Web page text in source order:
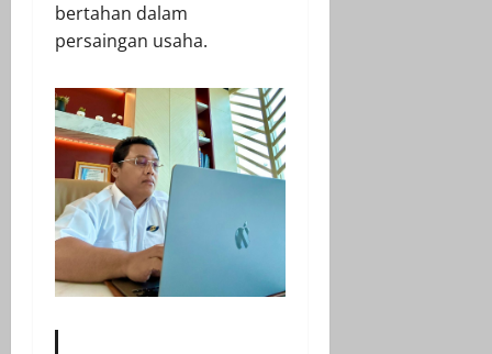
bertahan dalam
persaingan usaha.